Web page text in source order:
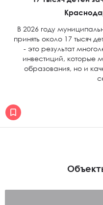
В 2026 году
принять около 17 тысяч
- это результат
инвестиций, которые
образования, но и